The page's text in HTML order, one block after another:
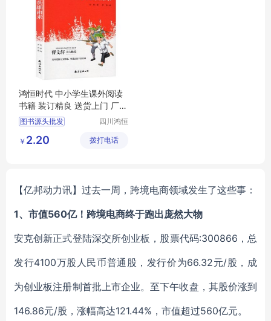
鸿恒时代 中小学生课外阅读
书籍 装订精良 送货上门 厂家
批发
图书源头批发
中小学生课外阅读书籍
四川鸿恒
传播有限
￥ 2.20 拨打电话
【亿邦动力讯】过去一周，跨境电商领域发生了这些事：
1、市值560亿！跨境电商终于跑出庞然大物
安克创新正式登陆深交所创业板，股票代码:300866，总
发行4100万股人民币普通股，发行价为66.32元/股，成
为创业板注册制首批上市企业。至下午收盘，其股价涨到
146.86元/股，涨幅高达121.44%，市值超过560亿元。